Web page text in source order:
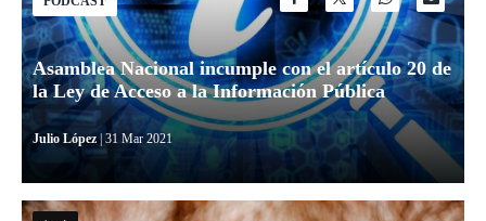
Asamblea Nacional incumple con el artículo 20 de
la Ley de Acceso a la Información Pública
Julio López| 31 Mar 2021